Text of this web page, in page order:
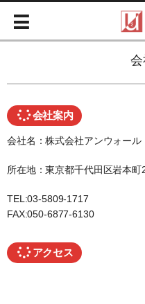
会社案内
会社名：株式会社アンウォール
所在地：東京都千代田区岩本
TEL:03-5809-1717
FAX:050-6877-6130
アクセス